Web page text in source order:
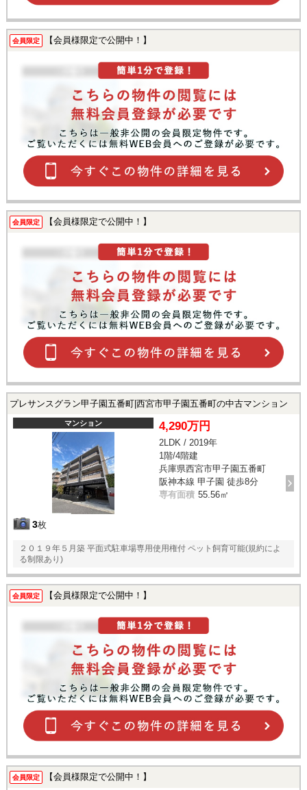
会員限定 【会員様限定で公開中！】
会員限定 【会員様限定で公開中！】
プレサンスグラン甲子園五番町|西宮市甲子園五番町の中古マンション
マンション
3枚
4,290万円
2LDK / 2019年
1階/4階建
兵庫県西宮市甲子園五番町
阪神本線 甲子園 徒歩8分
専有面積 55.56㎡
２０１９年５月築 平面式駐車場専用使用権付 ペット飼育可能(規約によ
る制限あり)
会員限定 【会員様限定で公開中！】
会員限定 【会員様限定で公開中！】